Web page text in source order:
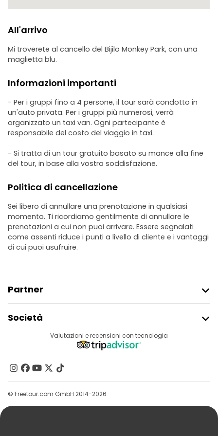
All'arrivo
Mi troverete al cancello del Bijilo Monkey Park, con una
maglietta blu.
Informazioni importanti
- Per i gruppi fino a 4 persone, il tour sarà condotto in
un'auto privata. Per i gruppi più numerosi, verrà
organizzato un taxi van. Ogni partecipante è
responsabile del costo del viaggio in taxi.
- Si tratta di un tour gratuito basato su mance alla fine
del tour, in base alla vostra soddisfazione.
Politica di cancellazione
Sei libero di annullare una prenotazione in qualsiasi
momento. Ti ricordiamo gentilmente di annullare le
prenotazioni a cui non puoi arrivare. Essere segnalati
come assenti riduce i punti a livello di cliente e i vantaggi
di cui puoi usufruire.
Partner
Accesso Del Fornitore
Programma Di Affiliazione
Società
Destinazioni
Contattaci
Gruppi
Aiuto
Valutazioni e recensioni con tecnologia
© Freetour.com GmbH 2014-2026